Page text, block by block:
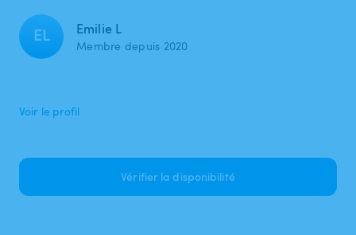
EL Emilie L
Membre depuis 2020
Voir le profil
Vérifier la disponibilité